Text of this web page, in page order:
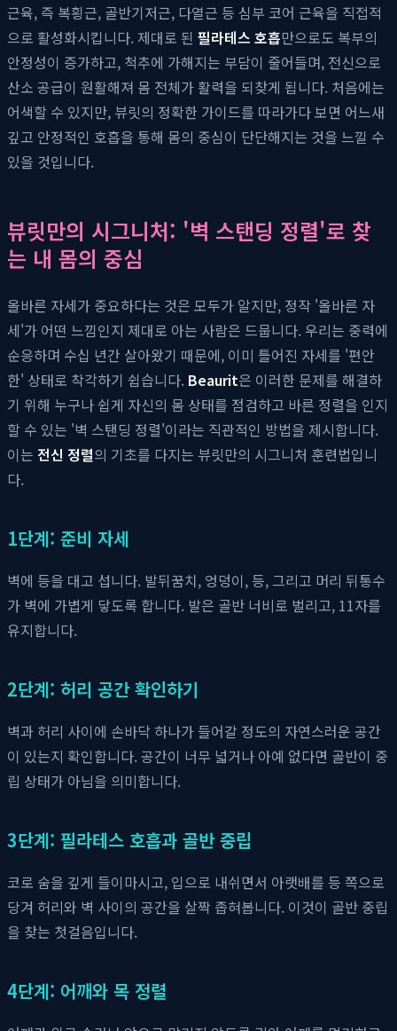
근육, 즉 복횡근, 골반기저근, 다열근 등 심부 코어 근육을 직접적
으로 활성화시킵니다. 제대로 된 필라테스 호흡만으로도 복부의
안정성이 증가하고, 척추에 가해지는 부담이 줄어들며, 전신으로
산소 공급이 원활해져 몸 전체가 활력을 되찾게 됩니다. 처음에는
어색할 수 있지만, 뷰릿의 정확한 가이드를 따라가다 보면 어느새
깊고 안정적인 호흡을 통해 몸의 중심이 단단해지는 것을 느낄 수
있을 것입니다.
뷰릿만의 시그니처: '벽 스탠딩 정렬'로 찾
는 내 몸의 중심
올바른 자세가 중요하다는 것은 모두가 알지만, 정작 '올바른 자
세'가 어떤 느낌인지 제대로 아는 사람은 드뭅니다. 우리는 중력에
순응하며 수십 년간 살아왔기 때문에, 이미 틀어진 자세를 '편안
한' 상태로 착각하기 쉽습니다. Beaurit은 이러한 문제를 해결하
기 위해 누구나 쉽게 자신의 몸 상태를 점검하고 바른 정렬을 인지
할 수 있는 '벽 스탠딩 정렬'이라는 직관적인 방법을 제시합니다.
이는 전신 정렬의 기초를 다지는 뷰릿만의 시그니처 훈련법입니
다.
1단계: 준비 자세
벽에 등을 대고 섭니다. 발뒤꿈치, 엉덩이, 등, 그리고 머리 뒤통수
가 벽에 가볍게 닿도록 합니다. 발은 골반 너비로 벌리고, 11자를
유지합니다.
2단계: 허리 공간 확인하기
벽과 허리 사이에 손바닥 하나가 들어갈 정도의 자연스러운 공간
이 있는지 확인합니다. 공간이 너무 넓거나 아예 없다면 골반이 중
립 상태가 아님을 의미합니다.
3단계: 필라테스 호흡과 골반 중립
코로 숨을 깊게 들이마시고, 입으로 내쉬면서 아랫배를 등 쪽으로
당겨 허리와 벽 사이의 공간을 살짝 좁혀봅니다. 이것이 골반 중립
을 찾는 첫걸음입니다.
4단계: 어깨와 목 정렬